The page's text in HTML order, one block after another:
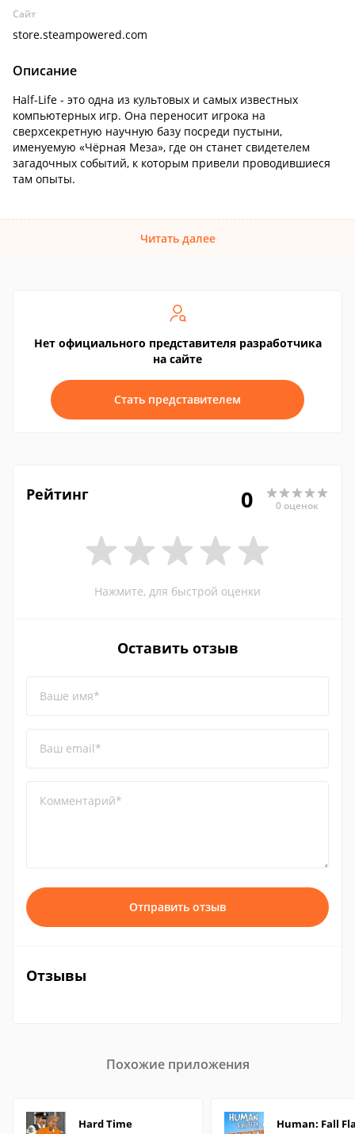
Сайт
store.steampowered.com
Описание
Half-Life - это одна из культовых и самых известных
компьютерных игр. Она переносит игрока на
сверхсекретную научную базу посреди пустыни,
именуемую «Чёрная Меза», где он станет свидетелем
загадочных событий, к которым привели проводившиеся
там опыты.
Читать далее
Нет официального представителя разработчика
на сайте
Стать представителем
Рейтинг 0 0 оценок
Нажмите, для быстрой оценки
Оставить отзыв
Ваше имя*
Ваш email*
Комментарий*
Отправить отзыв
Отзывы
Похожие приложения
Hard Time Human: Fall